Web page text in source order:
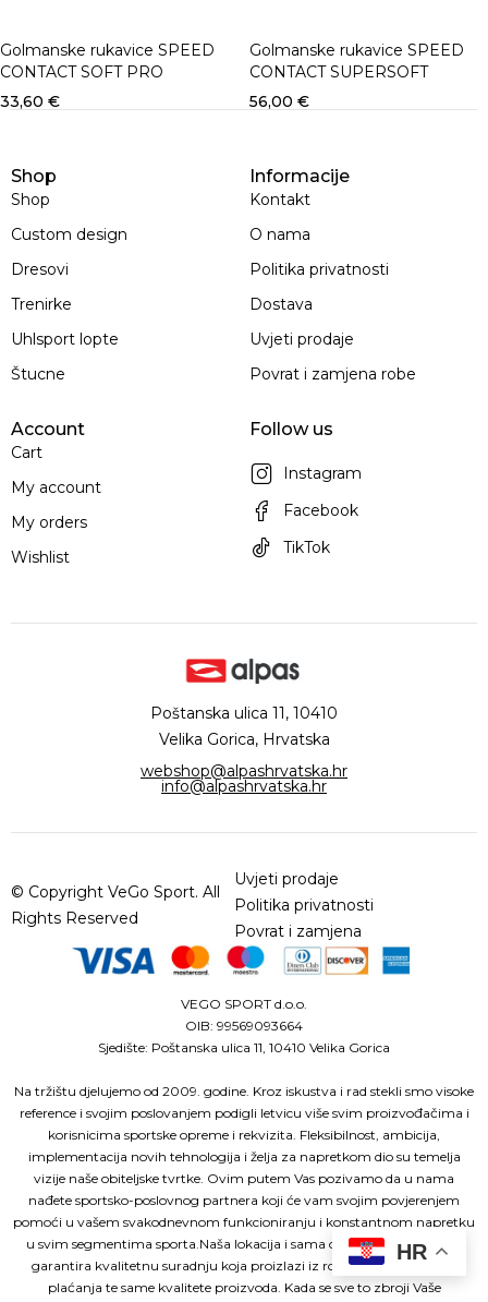
Golmanske rukavice SPEED
CONTACT SOFT PRO
33,60 €
Golmanske rukavice SPEED
CONTACT SUPERSOFT
56,00 €
Shop
Shop
Custom design
Dresovi
Trenirke
Uhlsport lopte
Štucne
Informacije
Kontakt
O nama
Politika privatnosti
Dostava
Uvjeti prodaje
Povrat i zamjena robe
Account
Cart
My account
My orders
Wishlist
Follow us
Instagram
Facebook
TikTok
Poštanska ulica 11, 10410
Velika Gorica, Hrvatska
webshop@alpashrvatska.hr
info@alpashrvatska.hr
© Copyright VeGo Sport. All
Rights Reserved
Uvjeti prodaje
Politika privatnosti
Povrat i zamjena
VEGO SPORT d.o.o.
OIB: 99569093664
Sjedište: Poštanska ulica 11, 10410 Velika Gorica
Na tržištu djelujemo od 2009. godine. Kroz iskustva i rad stekli smo visoke
reference i svojim poslovanjem podigli letvicu više svim proizvođačima i
korisnicima sportske opreme i rekvizita. Fleksibilnost, ambicija,
implementacija novih tehnologija i želja za napretkom dio su temelja
vizije naše obiteljske tvrtke. Ovim putem Vas pozivamo da u nama
nađete sportsko-poslovnog partnera koji će vam svojim povjerenjem
pomoći u vašem svakodnevnom funkcioniranju i konstantnom napretku
u svim segmentima sporta.Naša lokacija i sama organiziranost tvrtke
garantira kvalitetnu suradnju koja proizlazi iz roka isporuke, načina
plaćanja te same kvalitete proizvoda. Kada se sve to zbroji Vaše
HR